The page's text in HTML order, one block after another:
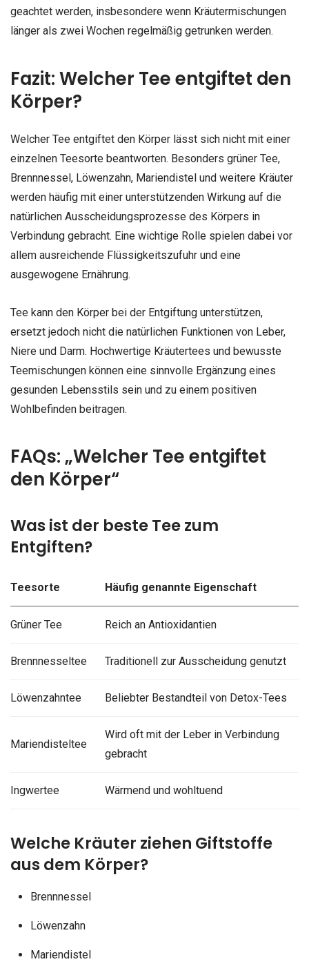
geachtet werden, insbesondere wenn Kräutermischungen
länger als zwei Wochen regelmäßig getrunken werden.
Fazit: Welcher Tee entgiftet den
Körper?
Welcher Tee entgiftet den Körper lässt sich nicht mit einer
einzelnen Teesorte beantworten. Besonders grüner Tee,
Brennnessel, Löwenzahn, Mariendistel und weitere Kräuter
werden häufig mit einer unterstützenden Wirkung auf die
natürlichen Ausscheidungsprozesse des Körpers in
Verbindung gebracht. Eine wichtige Rolle spielen dabei vor
allem ausreichende Flüssigkeitszufuhr und eine
ausgewogene Ernährung.
Tee kann den Körper bei der Entgiftung unterstützen,
ersetzt jedoch nicht die natürlichen Funktionen von Leber,
Niere und Darm. Hochwertige Kräutertees und bewusste
Teemischungen können eine sinnvolle Ergänzung eines
gesunden Lebensstils sein und zu einem positiven
Wohlbefinden beitragen.
FAQs: „Welcher Tee entgiftet
den Körper“
Was ist der beste Tee zum
Entgiften?
Teesorte Häufig genannte Eigenschaft
Grüner Tee Reich an Antioxidantien
Brennnesseltee Traditionell zur Ausscheidung genutzt
Löwenzahntee Beliebter Bestandteil von Detox-Tees
Mariendisteltee
Wird oft mit der Leber in Verbindung
gebracht
Ingwertee Wärmend und wohltuend
Welche Kräuter ziehen Giftstoffe
aus dem Körper?
Brennnessel
Löwenzahn
Mariendistel